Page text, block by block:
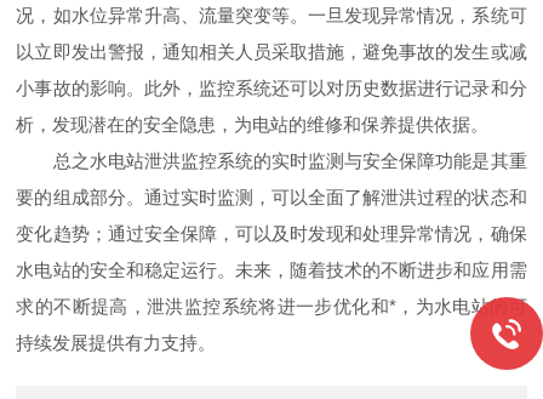
况，如水位异常升高、流量突变等。一旦发现异常情况，系统可
以立即发出警报，通知相关人员采取措施，避免事故的发生或减
小事故的影响。此外，监控系统还可以对历史数据进行记录和分
析，发现潜在的安全隐患，为电站的维修和保养提供依据。
总之水电站泄洪监控系统的实时监测与安全保障功能是其重
要的组成部分。通过实时监测，可以全面了解泄洪过程的状态和
变化趋势；通过安全保障，可以及时发现和处理异常情况，确保
水电站的安全和稳定运行。未来，随着技术的不断进步和应用需
求的不断提高，泄洪监控系统将进一步优化和*，为水电站的可
持续发展提供有力支持。